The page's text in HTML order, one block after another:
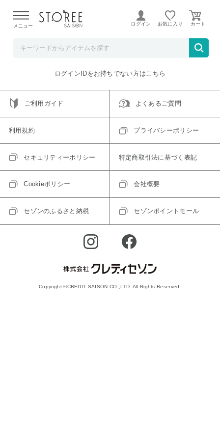
よる配送遅延が発生しております。
メニュー ログイン お気に入り
ご指定のアイテムは取り扱い終了、またはただいま取り扱い
トップへ戻る
ログインIDをお持ちでない方はこちら
ご利用ガイド よくあるご質問
利用規約 プライバシーポリシー
セキュリティーポリシー 特定商取引法に基づく表記
Cookieポリシー 会社概要
セゾンのふるさと納税 セゾンポイントモール
Copyright ©CREDIT SAISON CO.,LTD. All Rights Reserved.